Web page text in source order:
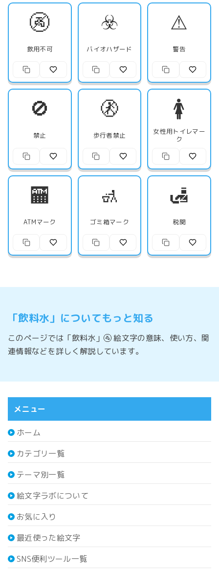
🚱
飲用不可
☣️
バイオハザード
⚠
警告
🚫
禁止
🚷
歩行者禁止
🚺
女性用トイレマー
ク
🏧
ATMマーク
🚮
ゴミ箱マーク
🛃
税関
「飲料水」についてもっと知る
このページでは「飲料水」🚰 絵文字の意味、使い方、関
連情報などを詳しく解説しています。
メニュー
ホーム
カテゴリ一覧
テーマ別一覧
絵文字ラボについて
お気に入り
最近使った絵文字
SNS便利ツール一覧